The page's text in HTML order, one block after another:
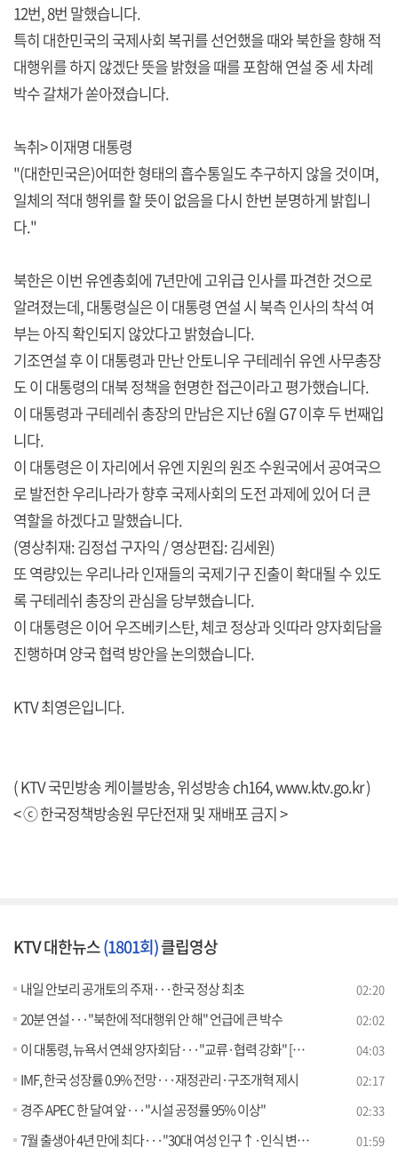
12번, 8번 말했습니다.
특히 대한민국의 국제사회 복귀를 선언했을 때와 북한을 향해 적
대행위를 하지 않겠단 뜻을 밝혔을 때를 포함해 연설 중 세 차례
박수 갈채가 쏟아졌습니다.
녹취> 이재명 대통령
"(대한민국은)어떠한 형태의 흡수통일도 추구하지 않을 것이며,
일체의 적대 행위를 할 뜻이 없음을 다시 한번 분명하게 밝힙니
다."
북한은 이번 유엔총회에 7년만에 고위급 인사를 파견한 것으로
알려졌는데, 대통령실은 이 대통령 연설 시 북측 인사의 착석 여
부는 아직 확인되지 않았다고 밝혔습니다.
기조연설 후 이 대통령과 만난 안토니우 구테레쉬 유엔 사무총장
도 이 대통령의 대북 정책을 현명한 접근이라고 평가했습니다.
이 대통령과 구테레쉬 총장의 만남은 지난 6월 G7 이후 두 번째입
니다.
이 대통령은 이 자리에서 유엔 지원의 원조 수원국에서 공여국으
로 발전한 우리나라가 향후 국제사회의 도전 과제에 있어 더 큰
역할을 하겠다고 말했습니다.
(영상취재: 김정섭 구자익 / 영상편집: 김세원)
또 역량있는 우리나라 인재들의 국제기구 진출이 확대될 수 있도
록 구테레쉬 총장의 관심을 당부했습니다.
이 대통령은 이어 우즈베키스탄, 체코 정상과 잇따라 양자회담을
진행하며 양국 협력 방안을 논의했습니다.
KTV 최영은입니다.
( KTV 국민방송 케이블방송, 위성방송 ch164,www.ktv.go.kr)
< ⓒ 한국정책방송원 무단전재 및 재배포 금지 >
KTV 대한뉴스(1801회)클립영상
내일 안보리 공개토의 주재···한국 정상 최초 02:20
20분 연설···"북한에 적대행위 안 해" 언급에 큰 박수 02:02
이 대통령, 뉴욕서 연쇄 양자회담···"교류·협력 강화" [뉴스의 맥] 04:03
IMF, 한국 성장률 0.9% 전망···재정관리·구조개혁 제시 02:17
경주 APEC 한 달여 앞···"시설 공정률 95% 이상" 02:33
7월 출생아 4년 만에 최다···"30대 여성 인구↑·인식 변화" 01:59